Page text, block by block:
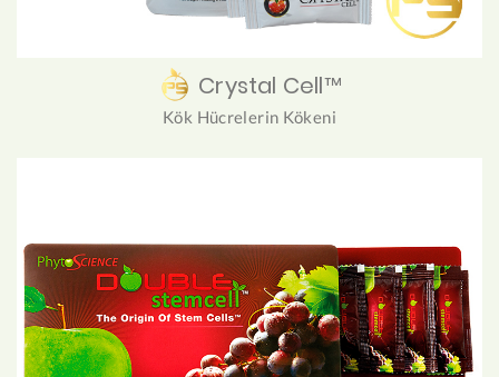
Crystal Cell™
Kök Hücrelerin Kökeni